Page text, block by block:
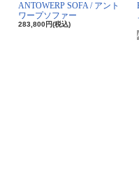
ANTOWERP SOFA / アント
ワープソファー
283,800円(税込)